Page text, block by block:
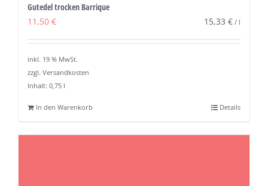
Gutedel trocken Barrique
11,50 € 15,33 € / l
inkl. 19 % MwSt.
zzgl. Versandkosten
Inhalt: 0,75 l
In den Warenkorb Details